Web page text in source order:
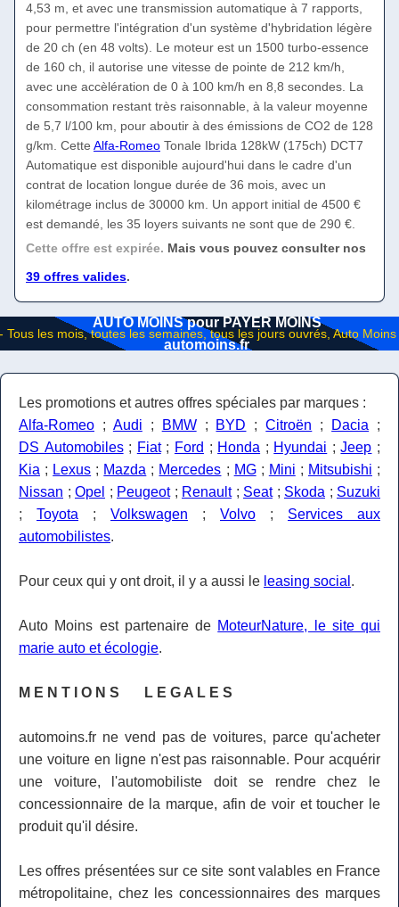
4,53 m, et avec une transmission automatique à 7 rapports,
pour permettre l'intégration d'un système d'hybridation légère
de 20 ch (en 48 volts). Le moteur est un 1500 turbo-essence
de 160 ch, il autorise une vitesse de pointe de 212 km/h,
avec une accèlération de 0 à 100 km/h en 8,8 secondes. La
consommation restant très raisonnable, à la valeur moyenne
de 5,7 l/100 km, pour aboutir à des émissions de CO2 de 128
g/km. Cette Alfa-Romeo Tonale Ibrida 128kW (175ch) DCT7
Automatique est disponible aujourd'hui dans le cadre d'un
contrat de location longue durée de 36 mois, avec un
kilométrage inclus de 30000 km. Un apport initial de 4500 €
est demandé, les 35 loyers suivants ne sont que de 290 €.
Cette offre est expirée. Mais vous pouvez consulter nos
39 offres valides.
AUTO MOINS pour PAYER MOINS
automoins.fr
Les promotions et autres offres spéciales par marques :
Alfa-Romeo ; Audi ; BMW; BYD ;Citroën ; Dacia ;
DS Automobiles; Fiat; Ford ; Honda ; Hyundai ;Jeep ;
Kia ; Lexus ; Mazda ; Mercedes ; MG; Mini ; Mitsubishi ;
Nissan ; Opel ; Peugeot; Renault; Seat; Skoda ; Suzuki
; Toyota ; Volkswagen ; Volvo ; Services aux
automobilistes.
Pour ceux qui y ont droit, il y a aussi le leasing social .
Auto Moins est partenaire de MoteurNature, le site qui
marie auto et écologie.
M E N T I O N S L E G A L E S
automoins.fr ne vend pas de voitures, parce qu'acheter
une voiture en ligne n'est pas raisonnable. Pour acquérir
une voiture, l'automobiliste doit se rendre chez le
concessionnaire de la marque, afin de voir et toucher le
produit qu'il désire.
Les offres présentées sur ce site sont valables en France
métropolitaine, chez les concessionnaires des marques